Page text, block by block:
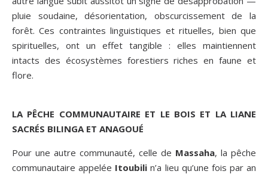
pluie soudaine, désorientation, obscurcissement de la
forêt. Ces contraintes linguistiques et rituelles, bien que
spirituelles, ont un effet tangible : elles maintiennent
intacts des écosystèmes forestiers riches en faune et
flore.
LA PÊCHE COMMUNAUTAIRE ET LE BOIS ET LA LIANE
SACRÉS BILINGA ET ANAGOUÉ
Pour une autre communauté, celle de Massaha, la pêche
communautaire appelée Itoubili n’a lieu qu’une fois par an